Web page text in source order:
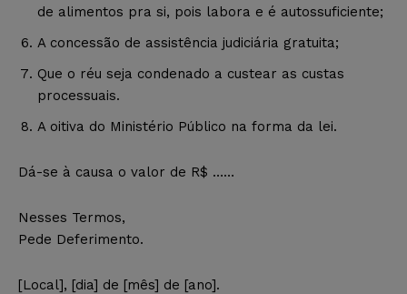
de alimentos pra si, pois labora e é autossuficiente;
A concessão de assistência judiciária gratuita;
Que o réu seja condenado a custear as custas
processuais.
A oitiva do Ministério Público na forma da lei.
Dá-se à causa o valor de R$ ……
Nesses Termos,
Pede Deferimento.
[Local], [dia] de [mês] de [ano].